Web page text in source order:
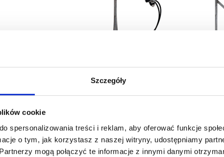
Szczegóły
cookie
spersonalizowania treści i reklam, aby oferować funkcje
o tym, jak korzystasz z naszej witryny, udostępniamy
mogą połączyć te informacje z innymi danymi
Multimedia Pliki do pobrania
jest na przyczepach bortowych i przeznaczony jest
w długościach 3 lub 4 m, co umożliwia